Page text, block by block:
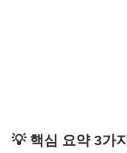
💡 핵심 요약 3가지